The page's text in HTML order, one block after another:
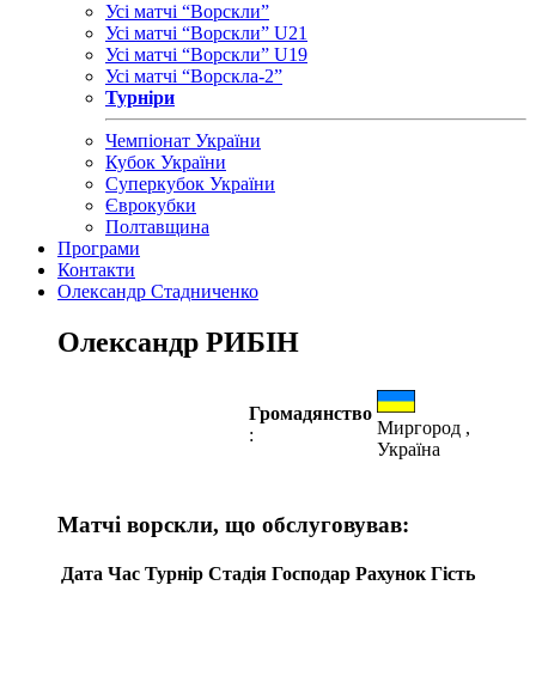
Усі матчі “Ворскли”
Усі матчі “Ворскли” U21
Усі матчі “Ворскли” U19
Усі матчі “Ворскла-2”
Турніри
Чемпіонат України
Кубок України
Суперкубок України
Єврокубки
Полтавщина
Програми
Контакти
Олександр Стадниченко
Олександр РИБІН
Громадянство
:
Миргород ,
Україна
Матчі ворскли, що обслуговував:
Дата Час Турнір Стадія Господар Рахунок Гість